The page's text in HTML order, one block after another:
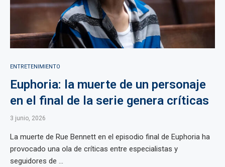
ENTRETENIMIENTO
Euphoria: la muerte de un personaje
en el final de la serie genera críticas
3 junio, 2026
La muerte de Rue Bennett en el episodio final de Euphoria ha
provocado una ola de críticas entre especialistas y
seguidores de ...